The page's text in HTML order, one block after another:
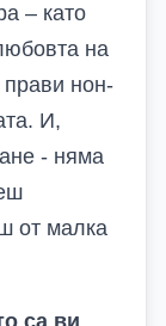
– като
на
прави нон-
И,
- няма
от малка